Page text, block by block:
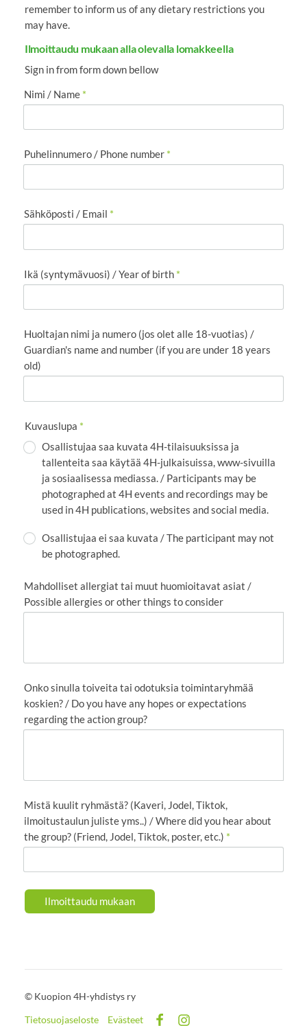
remember to inform us of any dietary restrictions you
may have.
Ilmoittaudu mukaan alla olevalla lomakkeella
Sign in from form down bellow
Nimi / Name *
Puhelinnumero / Phone number *
Sähköposti / Email *
Ikä (syntymävuosi) / Year of birth *
Huoltajan nimi ja numero (jos olet alle 18-vuotias) /
Guardian's name and number (if you are under 18 years
old)
Kuvauslupa *
Osallistujaa saa kuvata 4H-tilaisuuksissa ja
tallenteita saa käytää 4H-julkaisuissa, www-sivuilla
ja sosiaalisessa mediassa. / Participants may be
photographed at 4H events and recordings may be
used in 4H publications, websites and social media.
Osallistujaa ei saa kuvata / The participant may not
be photographed.
Mahdolliset allergiat tai muut huomioitavat asiat /
Possible allergies or other things to consider
Onko sinulla toiveita tai odotuksia toimintaryhmää
koskien? / Do you have any hopes or expectations
regarding the action group?
Mistä kuulit ryhmästä? (Kaveri, Jodel, Tiktok,
ilmoitustaulun juliste yms..) / Where did you hear about
the group? (Friend, Jodel, Tiktok, poster, etc.) *
Ilmoittaudu mukaan
© Kuopion 4H-yhdistys ry
Tietosuojaseloste
Evästeet